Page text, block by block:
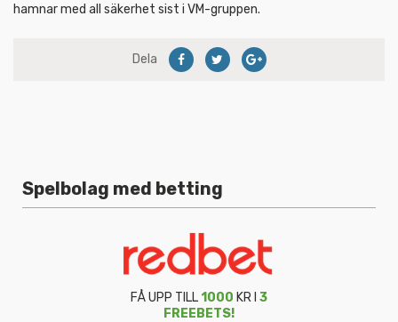
hamnar med all säkerhet sist i VM-gruppen.
Dela
Spelbolag med betting
FÅ UPP TILL1000 KR I 3
FREEBETS!